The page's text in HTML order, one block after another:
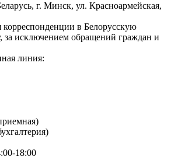
г. Минск, ул. Красноармейская,
корреспонденции в Белорусскую
за исключением обращений граждан и
линия:
18:00